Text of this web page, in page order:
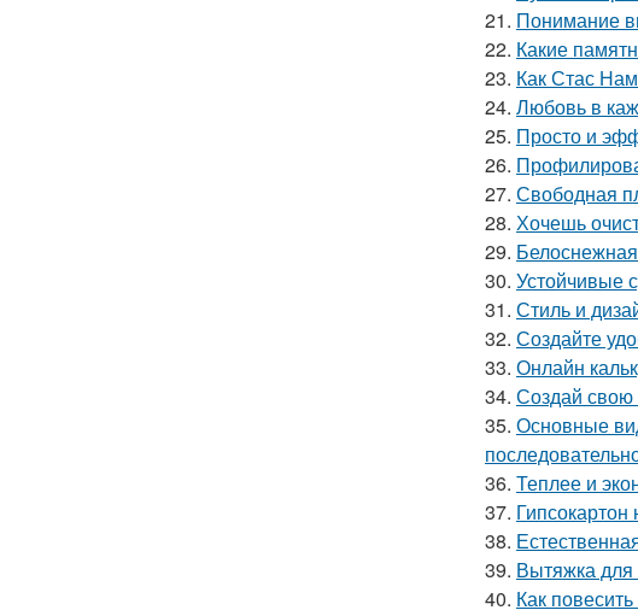
21. Понимание
22. Какие
23. Как Стас
24. Любовь в
25. Просто и
26.
27. Свободная
28. Хочешь
29.
30. Устойчивые
31. Стиль и
32. Создайте
33. Онлайн
34. Создай свою
35. Основные
36. Теплее и
37.
38.
39. Вытяжка для
40. Как